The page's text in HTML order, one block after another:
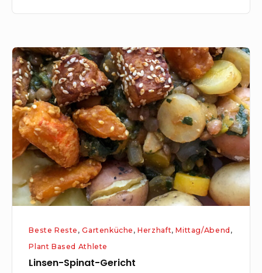
Linsen-
Spinat-
Gericht
Beste Reste ,Gartenküche ,Herzhaft,Mittag/Abend ,
Plant Based Athlete
Linsen-Spinat-Gericht